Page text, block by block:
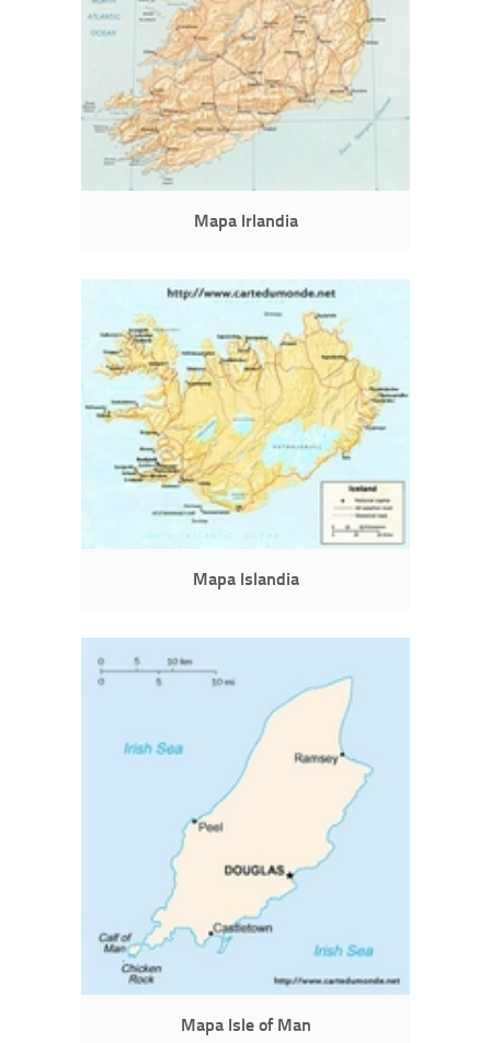
Mapa Irlandia
Mapa Islandia
Mapa Isle of Man